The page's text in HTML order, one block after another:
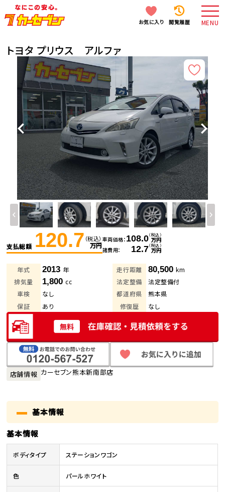
お気に入り 閲覧履歴 MENU
トヨタ プリウス アルファ
支払総額 120.7 （税込）
万円
車両価格 108.0（税込）
万円
諸費用
12.7（税込）
万円
年式 2013 年 走行距離 80,500 km
排気量
1,800cc 法定整備
法定整備付
車検
なし 都道府県
熊本県
保証
あり 修復歴 なし
店舗情報 カーセブン熊本新南部店
基本情報
基本情報
ボディタイプ ステーションワゴン
色 パールホワイト